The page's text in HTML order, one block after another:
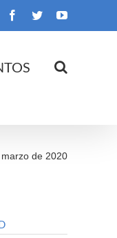
Facebook
TwitterYouTube
de 2020